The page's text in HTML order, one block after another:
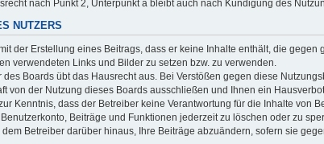
nach Punkt 2, Unterpunkt a bleibt auch nach Kündigung des
NUTZERS
der Erstellung eines Beitrags, dass er keine Inhalte enthält, die
verwendeten Links und Bilder zu setzen bzw. zu verwenden.
des Boards übt das Hausrecht aus. Bei Verstößen gegen diese
von der Nutzung dieses Boards ausschließen und Ihnen ein
Kenntnis, dass der Betreiber keine Verantwortung für die Inhalte von
Benutzerkonto, Beiträge und Funktionen jederzeit zu löschen oder zu
dem Betreiber darüber hinaus, Ihre Beiträge abzuändern, sofern sie